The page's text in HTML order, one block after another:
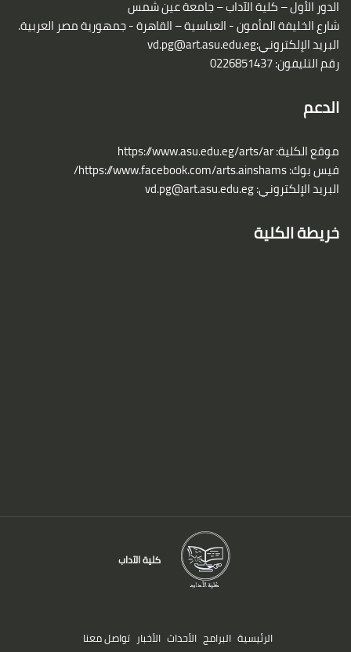
الدور الأول – كلية الآداب – جامعة عين شمس
شارع الخليفة المأمون - العباسية – القاهرة - جمهورية مصر العربية.
البريد الإلكتروني:vd.pg@art.asu.edu.eg
رقم التليفون: 0226851437
الدعم
موقع الكلية:https://www.asu.edu.eg/arts/ar
فيس بوك:https://www.facebook.com/arts.ainshams/
البريد الإلكتروني:vd.pg@art.asu.edu.eg
خريطة الكلية
كلية الآداب
الرئيسية البرامج الأحداث الأخبار تواصل معنا